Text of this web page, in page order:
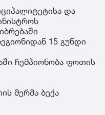
და
15 გუნდი
ჩემპიონობა ფოთის
მერმა ბექა